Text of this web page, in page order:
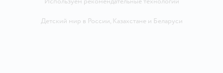
Детский мир в России, Казахстанеи Беларуси